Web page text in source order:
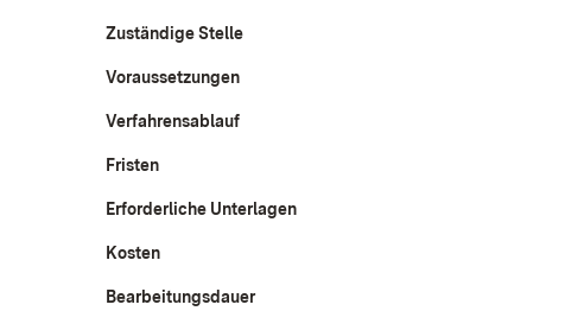
Zuständige Stelle
Voraussetzungen
Verfahrensablauf
Fristen
Erforderliche Unterlagen
Kosten
Bearbeitungsdauer